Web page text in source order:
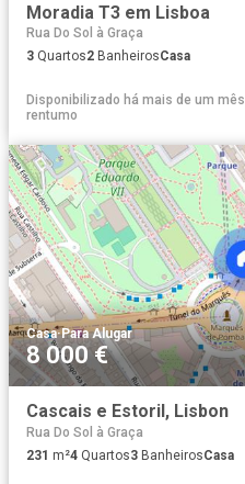
Moradia T3 em Lisboa
Rua Do Sol à Graça
3 Quartos2 BanheirosCasa
Disponibilizado há mais de um mês
rentumo
Casa·Para Alugar
8 000 €
Cascais e Estoril, Lisbon
Rua Do Sol à Graça
231 m²4 Quartos3 BanheirosCasa